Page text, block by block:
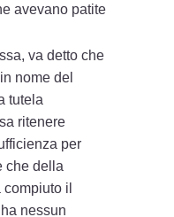
avevano patite
va detto che
nome del
tutela
ritenere
per
che della
il
nessun